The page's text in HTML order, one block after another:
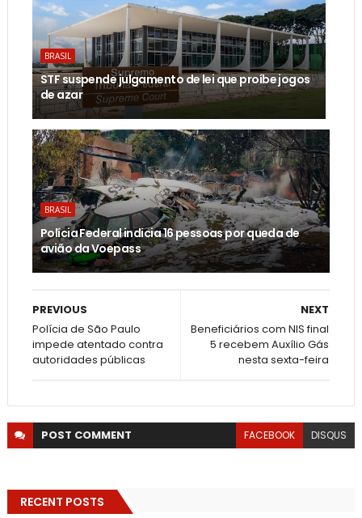
BRASIL
STF suspende julgamento de lei que proíbe jogos
de azar
BRASIL
Polícia Federal indicia 16 pessoas por queda de
avião da Voepass
NEXT
Beneficiários com NIS final
5 recebem Auxílio Gás
nesta sexta-feira
PREVIOUS
Polícia de São Paulo
impede atentado contra
autoridades públicas
POST COMMENT FACEBOOK DISQUS
RECENT POSTS